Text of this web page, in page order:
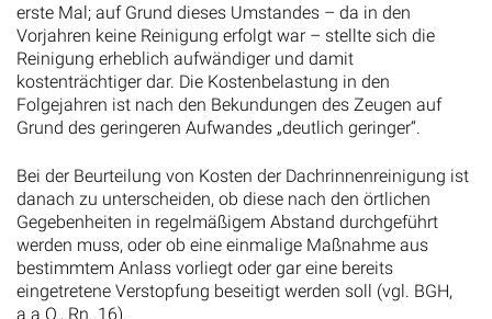
erste Mal; auf Grund dieses Umstandes – da in den
Vorjahren keine Reinigung erfolgt war – stellte sich die
Reinigung erheblich aufwändiger und damit
kostenträchtiger dar. Die Kostenbelastung in den
Folgejahren ist nach den Bekundungen des Zeugen auf
Grund des geringeren Aufwandes „deutlich geringer“.
Bei der Beurteilung von Kosten der Dachrinnenreinigung ist
danach zu unterscheiden, ob diese nach den örtlichen
Gegebenheiten in regelmäßigem Abstand durchgeführt
werden muss, oder ob eine einmalige Maßnahme aus
bestimmtem Anlass vorliegt oder gar eine bereits
eingetretene Verstopfung beseitigt werden soll (vgl. BGH,
a.a.O., Rn. 16).